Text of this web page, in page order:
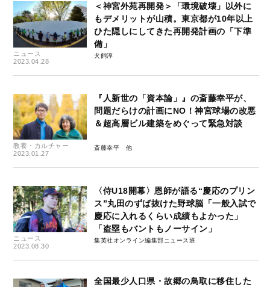
ニュース
2023.04.28
＜神宮外苑再開発＞「環境破壊」以外に
もデメリットが山積。東京都が10年以上
ひた隠しにしてきた再開発計画の「下準
備」
犬飼淳
教養・カルチャー
2023.01.27
『人新世の「資本論」』の斎藤幸平が、
問題だらけの計画にNO！神宮球場の改悪
＆超高層ビル建築をめぐって緊急対談
斎藤幸平
ニュース
2023.08.30
〈侍U18開幕〉恩師が語る“慶応のプリン
ス”丸田のずば抜けた野球脳「一般入試で
慶応に入れるくらい成績もよかった」
「盗塁もバントもノーサイン」
集英社オンライン編集部ニュース班
全国最少人口県・故郷の鳥取に移住した